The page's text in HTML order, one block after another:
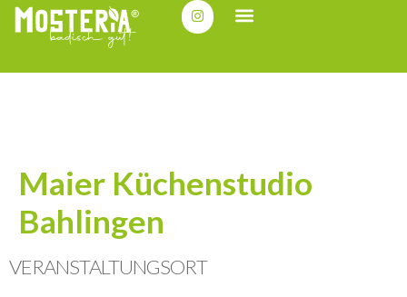
Maier Küchenstudio
Bahlingen
VERANSTALTUNGSORT